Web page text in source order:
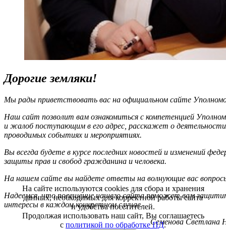
Дорогие земляки!
Мы рады приветствовать вас на официальном сайте
Наш сайт позволит вам ознакомиться с компетенцией
и жалоб поступающим в его адрес, расскажет о
проводимых событиях и мероприятиях.
Вы всегда будете в курсе последних новостей и изменений
защиты прав и свобод гражданина и человека.
На нашем сайте вы найдете ответы на волнующие вас
Надеемся, что посещение нашего сайта поможет вам
интересы в каждом конкретном случае.
Семенова Светлана
На сайте используются cookies для сбора и хранения
данных, необходимых для корректной работы сайта
и удобства посетителей.
Продолжая использовать наш сайт, Вы соглашаетесь
с политикой по обработке ПД.